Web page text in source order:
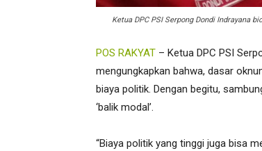
Ketua DPC PSI Serpong Dondi Indrayana
POS RAKYAT – Ketua DPC PSI
mengungkapkan bahwa, dasar
biaya politik. Dengan begitu,
‘balik modal’.
“Biaya politik yang tinggi juga bisa